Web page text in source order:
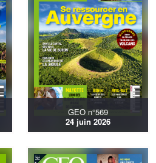
GEO n°569
24 juin 2026